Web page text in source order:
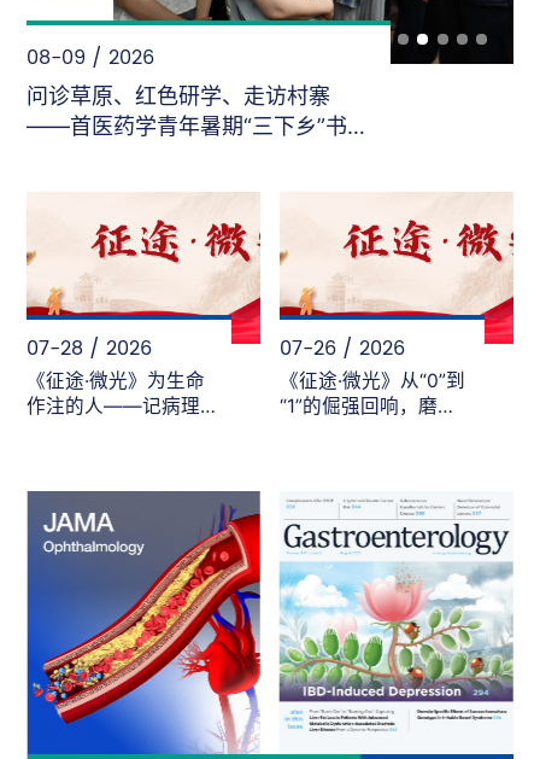
08-09 / 2026
问诊草原、红色研学、走访村寨
——首医药学青年暑期“三下乡”书
07-28 / 2026
《征途·微光》为生命
作注的人——记病理
07-26 / 2026
《征途·微光》从“0”到
“1”的倔强回响，磨砺